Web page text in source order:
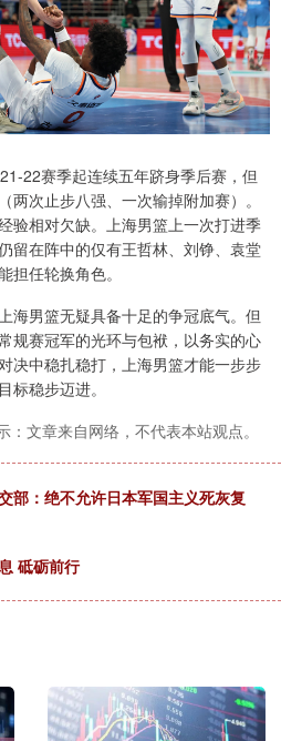
22赛季起连续五年跻身季后赛，但
次止步八强、一次输掉附加赛）。
验相对欠缺。上海男篮上一次打进季
留在阵中的仅有王哲林、刘铮、袁堂
任轮换角色。
海男篮无疑具备十足的争冠底气。但
规赛冠军的光环与包袱，以务实的心
决中稳扎稳打，上海男篮才能一步步
标稳步迈进。
：文章来自网络，不代表本站观点。
部：绝不允许日本军国主义死灰复
砥砺前行